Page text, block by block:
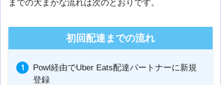
までの大まかな流れは次のとおりです。
初回配達までの流れ
Powl経由でUber Eats配達パートナーに新規
登録